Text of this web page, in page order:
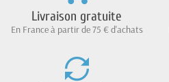
Livraison gratuite
En France à partir de 75 € d'achats